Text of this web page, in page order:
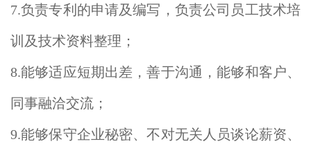
7.负责专利的申请及编写，负责公司员工技术培
训及技术资料整理；
8.能够适应短期出差，善于沟通，能够和客户、
同事融洽交流；
9.能够保守企业秘密、不对无关人员谈论薪资、